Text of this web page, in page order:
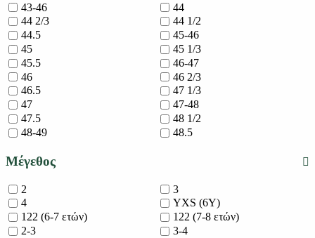
43-46
44
44 2/3
44 1/2
44.5
45-46
45
45 1/3
45.5
46-47
46
46 2/3
46.5
47 1/3
47
47-48
47.5
48 1/2
48-49
48.5
Μέγεθος
2
3
4
YXS (6Y)
122 (6-7 ετών)
122 (7-8 ετών)
2-3
3-4